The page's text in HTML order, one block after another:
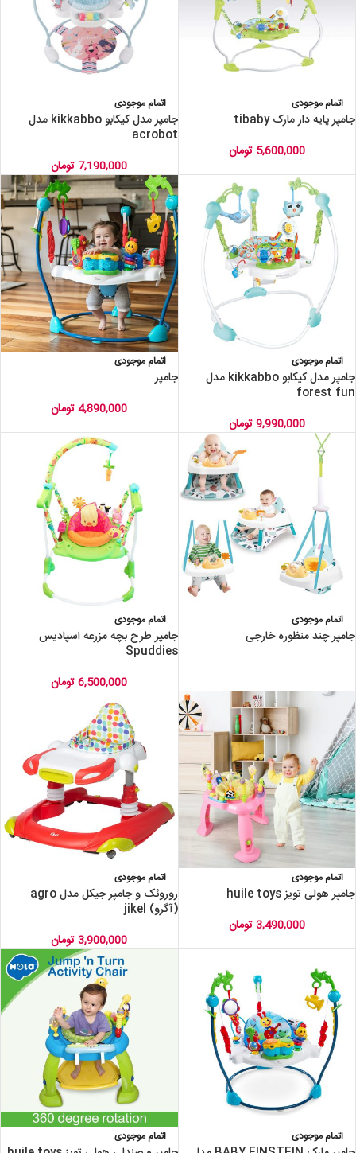
اتمام موجودی
جامپر پایه دار مارک tibaby
5,600,000 تومان
اتمام موجودی
جامپر مدل کیکابو kikkabbo مدل
acrobot
7,190,000تومان
اتمام موجودی
جامپر مدل کیکابو kikkabbo مدل
forest fun
9,990,000تومان
اتمام موجودی
جامپر
4,890,000تومان
اتمام موجودی
جامپر چند منظوره خارجی
اتمام موجودی
جامپر طرح بچه مزرعه اسپادیس
Spuddies
6,500,000تومان
اتمام موجودی
جامپر هولی تویز huile toys
3,490,000 تومان
اتمام موجودی
روروئک و جامپر جیکل مدل agro
(آگرو) jikel
3,900,000 تومان
اتمام موجودی اتمام موجودی